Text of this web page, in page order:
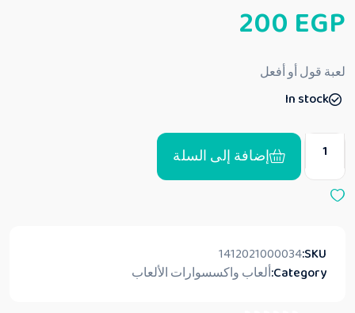
م
ا
ي
م
ن
200 EGP
لعبة قول أو أفعل
In stock
إضافة إلى السلة
SKU:
1412021000034
Category:ألعاب واكسسوارات الألعاب